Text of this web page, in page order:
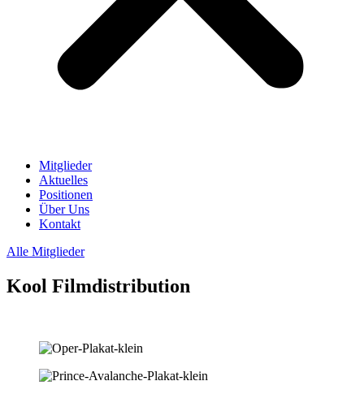
Mitglieder
Aktuelles
Positionen
Über Uns
Kontakt
Alle Mitglieder
Kool Filmdistribution